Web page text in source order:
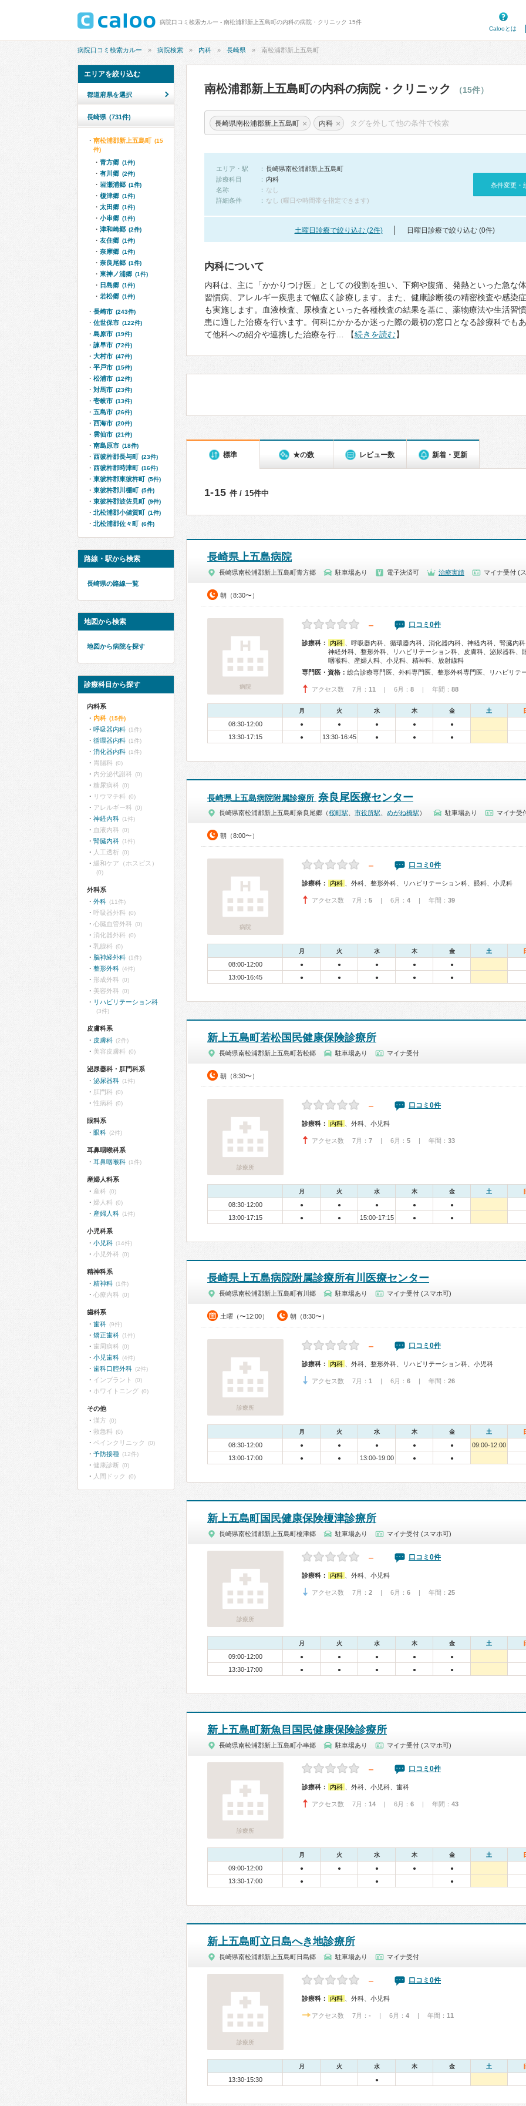
病院口コミ検索カルー - 南松浦郡新上五島町の内科の病院・クリニック 15件
Calooとは
病院口コミ検索カルー 病院検索 内科 長崎県 南松浦郡新上五島町
南松浦郡新上五島町の内科の病院・クリニック （15件）
長崎県南松浦郡新上五島町 × 内科 ×
エリア・駅
長崎県南松浦郡新上五島町
診療科目
内科
名称
なし
詳細条件
なし (曜日や時間帯を指定できます)
条件変更・
土曜日診療で絞り込む (2件) 日曜日診療で絞り込む (0件)
内科について
内科は、主に「かかりつけ医」としての役割を担い、下痢や腹痛、発熱といった急な
習慣病、アレルギー疾患まで幅広く診療します。また、健康診断後の精密検査や感染
も実施します。血液検査、尿検査といった各種検査の結果を基に、薬物療法や生活習
患に適した治療を行います。何科にかかるか迷った際の最初の窓口となる診療科でも
て他科への紹介や連携した治療を行… 【続きを読む】
標準 ★の数 レビュー数 新着・更新
1-15 件 / 15件中
長崎県上五島病院
長崎県南松浦郡新上五島町青方郷 駐車場あり 電子決済可 治療実績 マイナ受付 (
朝（8:30〜）
病院
－ 口コミ0件
診療科： 内科
、呼吸器内科、循環器内科、消化器内科、神経内科、腎臓内
神経外科、整形外科、リハビリテーション科、皮膚科、泌尿器科、
咽喉科、産婦人科、小児科、精神科、放射線科
専門医・資格：
アクセス数 7月： 11 | 6月： 8 | 年間： 88
月 火 水 木 金 土
08:30-12:00 ● ● ● ● ●
13:30-17:15 ● 13:30-16:45 ● ● ●
長崎県上五島病院附属診療所 奈良尾医療センター
長崎県南松浦郡新上五島町奈良尾郷（桜町駅 市役所駅 めがね橋駅 ） 駐車場あり マイナ受
朝（8:00〜）
病院
－ 口コミ0件
診療科： 内科 、外科、整形外科、リハビリテーション科、眼科、小児科
アクセス数 7月： 5 | 6月： 4 | 年間： 39
月 火 水 木 金 土
08:00-12:00 ● ● ● ● ●
13:00-16:45 ● ● ● ● ●
新上五島町若松国民健康保険診療所
長崎県南松浦郡新上五島町若松郷 駐車場あり マイナ受付
朝（8:30〜）
診療所
－ 口コミ0件
診療科： 内科 、外科、小児科
アクセス数 7月： 7 | 6月： 5 | 年間： 33
月 火 水 木 金 土
08:30-12:00 ● ● ● ● ●
13:00-17:15 ● ● 15:00-17:15 ● ●
長崎県上五島病院附属診療所有川医療センター
長崎県南松浦郡新上五島町有川郷 駐車場あり マイナ受付 (スマホ可)
土曜（〜12:00） 朝（8:30〜）
診療所
－ 口コミ0件
診療科： 内科 、外科、整形外科、リハビリテーション科、小児科
アクセス数 7月： 1 | 6月： 6 | 年間： 26
月 火 水 木 金 土
08:30-12:00 ● ● ● ● ●
09:00-12:00
13:00-17:00
● ● 13:00-19:00 ● ●
新上五島町国民健康保険榎津診療所
長崎県南松浦郡新上五島町榎津郷 駐車場あり マイナ受付 (スマホ可)
診療所
－ 口コミ0件
診療科： 内科 、外科、小児科
アクセス数 7月： 2 | 6月： 6 | 年間： 25
月 火 水 木 金 土
09:00-12:00 ● ● ● ● ●
13:30-17:00 ● ● ● ● ●
新上五島町新魚目国民健康保険診療所
長崎県南松浦郡新上五島町小串郷 駐車場あり マイナ受付 (スマホ可)
診療所
－ 口コミ0件
診療科： 内科 、外科、小児科、歯科
アクセス数 7月： 14 | 6月： 6 | 年間： 43
月 火 水 木 金 土
09:00-12:00 ● ● ● ● ●
13:30-17:00 ● ● ●
新上五島町立日島へき地診療所
長崎県南松浦郡新上五島町日島郷 駐車場あり マイナ受付
診療所
－ 口コミ0件
診療科： 内科 、外科、小児科
アクセス数 7月： - | 6月： 4 | 年間： 11
月 火 水 木 金 土
13:30-15:30 ●
エリアを絞り込む
都道府県を選択
長崎県 (731件)
南松浦郡新上五島町 (15
件)
青方郷 (1件)
有川郷 (2件)
岩瀬浦郷 (1件)
榎津郷 (1件)
太田郷 (1件)
小串郷 (1件)
津和崎郷 (2件)
友住郷 (1件)
奈摩郷 (1件)
奈良尾郷 (1件)
東神ノ浦郷 (1件)
日島郷 (1件)
若松郷 (1件)
長崎市 (243件)
佐世保市 (122件)
島原市 (19件)
諫早市 (72件)
大村市 (47件)
平戸市 (15件)
松浦市 (12件)
対馬市 (23件)
壱岐市 (13件)
五島市 (26件)
西海市 (20件)
雲仙市 (21件)
南島原市 (18件)
西彼杵郡長与町 (23件)
西彼杵郡時津町 (16件)
東彼杵郡東彼杵町 (5件)
東彼杵郡川棚町 (5件)
東彼杵郡波佐見町 (9件)
北松浦郡小値賀町 (1件)
北松浦郡佐々町 (6件)
路線・駅から検索
長崎県の路線一覧
地図から検索
地図から病院を探す
診療科目から探す
内科系
内科 (15件)
呼吸器内科 (1件)
循環器内科 (1件)
消化器内科 (1件)
胃腸科 (0)
内分泌代謝科 (0)
糖尿病科 (0)
リウマチ科 (0)
アレルギー科 (0)
神経内科 (1件)
血液内科 (0)
腎臓内科 (1件)
人工透析 (0)
緩和ケア（ホスピス）
(0)
外科系
外科 (11件)
呼吸器外科 (0)
心臓血管外科 (0)
消化器外科 (0)
乳腺科 (0)
脳神経外科 (1件)
整形外科 (4件)
形成外科 (0)
美容外科 (0)
リハビリテーション科
(3件)
皮膚科系
皮膚科 (2件)
美容皮膚科 (0)
泌尿器科・肛門科系
泌尿器科 (1件)
肛門科 (0)
性病科 (0)
眼科系
眼科 (2件)
耳鼻咽喉科系
耳鼻咽喉科 (1件)
産婦人科系
産科 (0)
婦人科 (0)
産婦人科 (1件)
小児科系
小児科 (14件)
小児外科 (0)
精神科系
精神科 (1件)
心療内科 (0)
歯科系
歯科 (9件)
矯正歯科 (1件)
歯周病科 (0)
小児歯科 (4件)
歯科口腔外科 (2件)
インプラント (0)
ホワイトニング (0)
その他
漢方 (0)
救急科 (0)
ペインクリニック (0)
予防接種 (12件)
健康診断 (0)
人間ドック (0)